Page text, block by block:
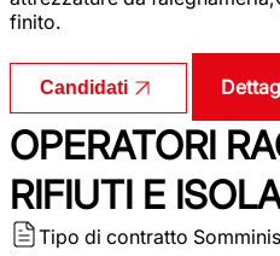
finito.
Candidati
OPERATORI
RIFIUTI E
Tipo di contratto